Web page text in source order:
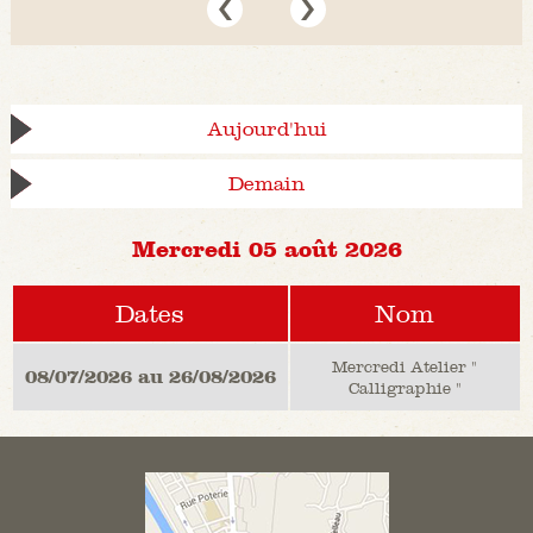
Aujourd'hui
Demain
Mercredi 05 août 2026
Dates Nom
08/07/2026 au 26/08/2026
Mercredi Atelier "
Calligraphie "